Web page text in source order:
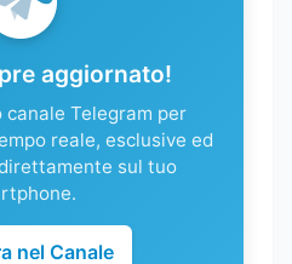
aggiornato!
Telegram per
reale, esclusive ed
sul tuo
nel Canale